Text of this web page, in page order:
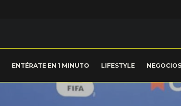
ENTÉRATE EN 1 MINUTO LIFESTYLE NEGOCIOS